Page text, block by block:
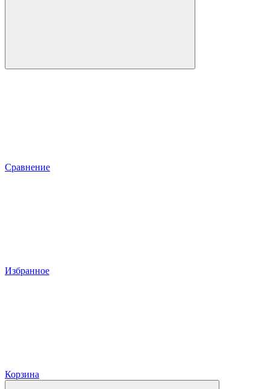
Сравнение
Избранное
Корзина